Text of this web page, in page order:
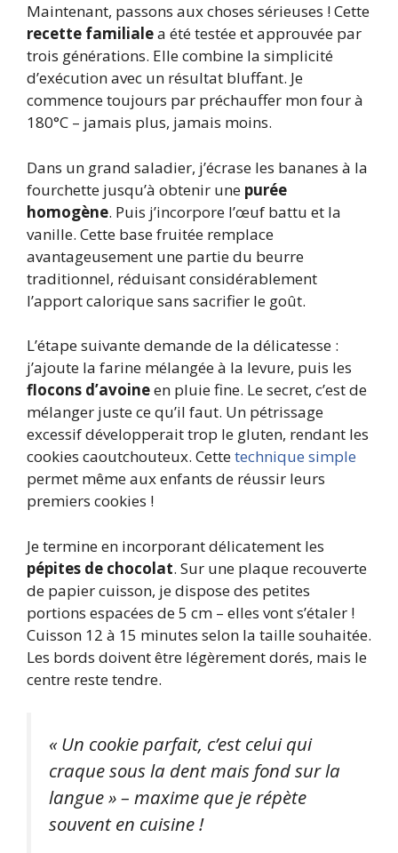
Maintenant, passons aux choses sérieuses ! Cette
recette familialea été testée et approuvée par
trois générations. Elle combine la simplicité
d’exécution avec un résultat bluffant. Je
commence toujours par préchauffer mon four à
180°C – jamais plus, jamais moins.
Dans un grand saladier, j’écrase les bananes à la
fourchette jusqu’à obtenir une purée
homogène. Puis j’incorpore l’œuf battu et la
vanille. Cette base fruitée remplace
avantageusement une partie du beurre
traditionnel, réduisant considérablement
l’apport calorique sans sacrifier le goût.
L’étape suivante demande de la délicatesse :
j’ajoute la farine mélangée à la levure, puis les
flocons d’avoineen pluie fine. Le secret, c’est de
mélanger juste ce qu’il faut. Un pétrissage
excessif développerait trop le gluten, rendant les
cookies caoutchouteux. Cettetechnique simple
permet même aux enfants de réussir leurs
premiers cookies !
Je termine en incorporant délicatement les
pépites de chocolat. Sur une plaque recouverte
de papier cuisson, je dispose des petites
portions espacées de 5 cm – elles vont s’étaler !
Cuisson 12 à 15 minutes selon la taille souhaitée.
Les bords doivent être légèrement dorés, mais le
centre reste tendre.
« Un cookie parfait, c’est celui qui
craque sous la dent mais fond sur la
langue » – maxime que je répète
souvent en cuisine !